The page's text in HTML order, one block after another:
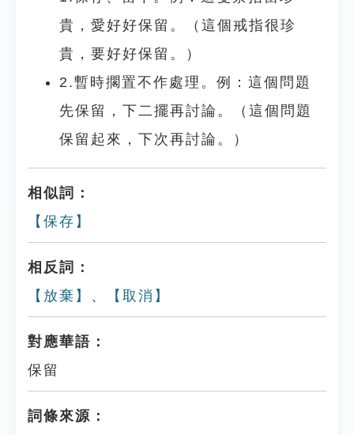
貴，愛好好保留。（這個戒指很珍
貴，要好好保留。）
2.暫時擱置不作處理。例：這個問題
先保留，下二擺再討論。（這個問題
保留起來，下次再討論。）
相似詞：
【保存】
相反詞：
【放棄】 、 【取消】
對應華語：
保留
詞條來源：